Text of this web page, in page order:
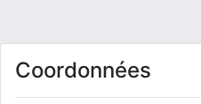
Coordonnées